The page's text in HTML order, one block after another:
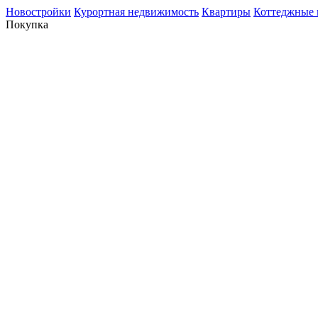
Новостройки Курортная недвижимость Квартиры Коттеджные
Покупка